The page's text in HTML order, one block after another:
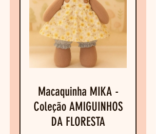
Macaquinha MIKA -
Coleção AMIGUINHOS
DA FLORESTA